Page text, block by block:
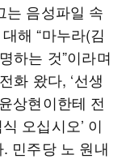
는 음성파일 속
해 “마누라(김
하는 것”이라며
화 왔다, ‘선생
상현이한테 전
오십시오’ 이
민주당 노 원내